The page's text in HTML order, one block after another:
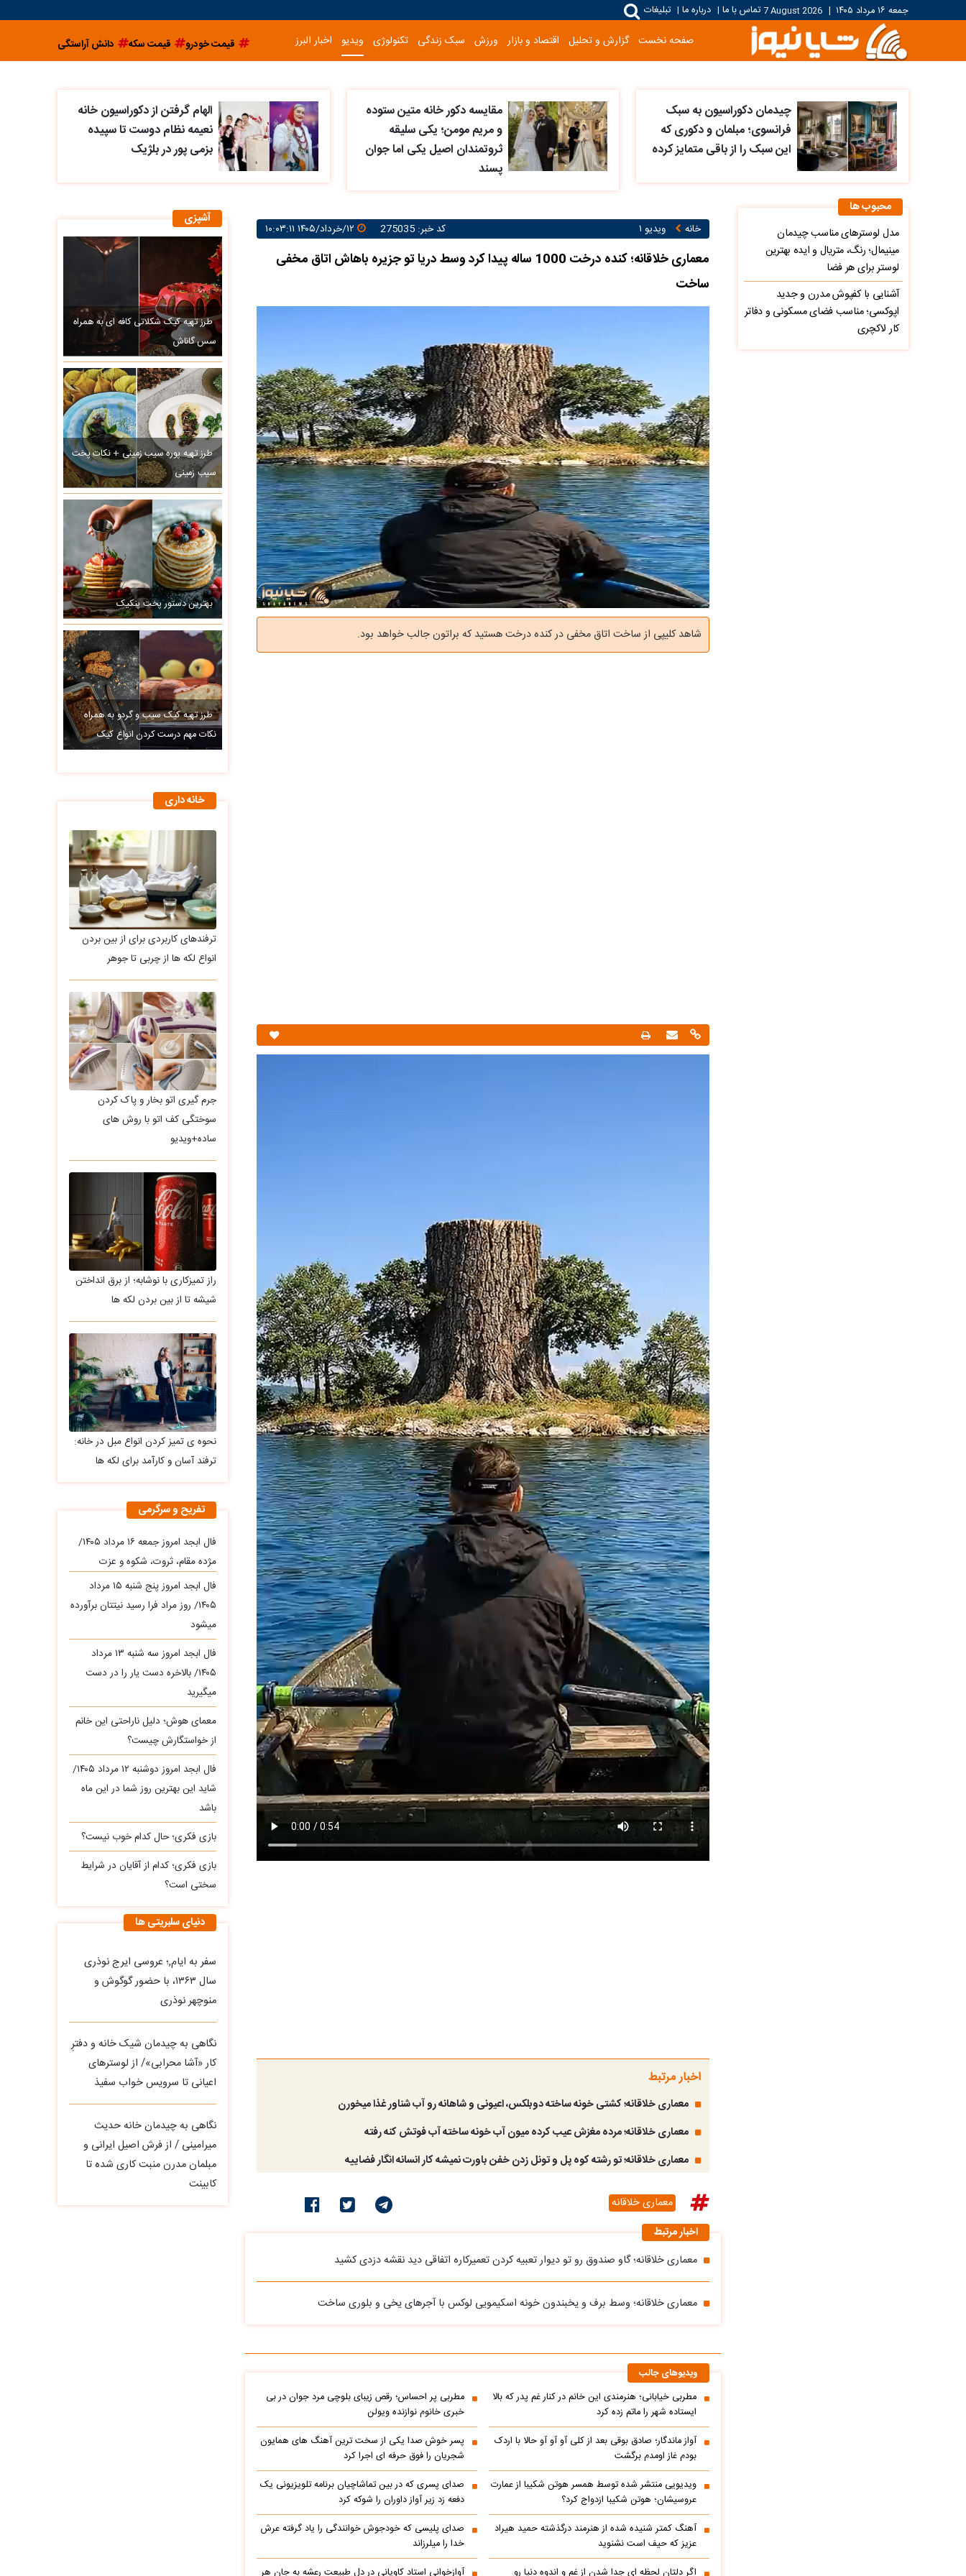
جمعه ۱۶ مرداد ۱۴۰۵ |
7 August 2026تماس با ما | درباره ما | تبلیغات
صفحه نخست گزارش و تحلیل اقتصاد و بازار ورزش سبک زندگی تکنولوژی ویدیو اخبار البرز قیمت خودرو قیمت سکه دانش آراستگی
چیدمان دکوراسیون به سبک
فرانسوی؛ مبلمان و دکوری که
این سبک را از باقی متمایز کرده
مقایسه دکور خانه متین ستوده
و مریم مومن؛ یکی سلیقه
ثروتمندان اصیل یکی اما جوان
پسند
الهام گرفتن از دکوراسیون خانه
نعیمه نظام دوست تا سپیده
بزمی پور در بلژیک
خانه ویدیو ۱ کد خبر: 275035
معماری خلاقانه؛ کنده درخت 1000 ساله پیدا کرد وسط دریا تو جزیره باهاش اتاق مخفی
ساخت
شاهد کلیپی از ساخت اتاق مخفی در کنده درخت هستید که براتون جالب خواهد بود.
اخبار مرتبط
معماری خلاقانه؛ کشتی خونه ساخته دوبلکس، اعیونی و شاهانه رو آب شناور غذا میخورن
معماری خلاقانه؛ مرده مغزش عیب کرده میون آب خونه ساخته آب فوتش کنه رفته
معماری خلاقانه؛ تو رشته کوه پل و تونل زدن خفن باورت نمیشه کار انسانه انگار فضاییه
معماری خلاقانه
اخبار مرتبط
معماری خلاقانه؛ گاو صندوق رو تو دیوار تعبیه کردن تعمیرکاره اتفاقی دید نقشه دزدی کشید
معماری خلاقانه؛ وسط برف و یخبندون خونه اسکیمویی لوکس با آجرهای یخی و بلوری ساخت
ویدیوهای جالب
مطربی خیابانی؛ هنرمندی این خانم در کنار غم پدر که بالا
ایستاده شهر را ماتم زده کرد
مطربی پر احساس؛ رقص زیبای بلوچی مرد جوان در بی
خبری خانوم نوازنده ویولن
آواز ماندگار؛ صادق بوقی بعد از کلی آو آو آو حالا با اردک
بودم غاز اومدم برگشت
پسر خوش صدا یکی از سخت ترین آهنگ های همایون
شجریان را فوق حرفه ای اجرا کرد
ویدیویی منتشر شده توسط همسر هوتن شکیبا از عمارت
عروسیشان؛ هوتن شکیبا ازدواج کرد؟
صدای پسری که در بین تماشاچیان برنامه تلویزیونی یک
دفعه زد زیر آواز داوران را شوکه کرد
آهنگ کمتر شنیده شده از هنرمند درگذشته حمید هیراد
عزیز که حیف است نشنوید
صدای پلیسی که خودجوش خوانندگی را یاد گرفته عرش
خدا را میلرزاند
اگر دلتان لحظه ای جدا شدن از غم و اندوه دنیا رو
آوازخوانی استاد کاویانی در دل طبیعت رعشه به جان هر
آشپزی
طرز تهیه کیک شکلاتی کافه ای به همراه
سس گاناش
طرز تهیه پوره سیب زمینی + نکات پخت
سیب زمینی
بهترین دستور پخت پنکیک
طرز تهیه کیک سیب و گردو به همراه
نکات مهم درست کردن انواع کیک
خانه داری
ترفندهای کاربردی برای از بین بردن
انواع لکه ها از چربی تا جوهر
جرم گیری اتو بخار و پاک کردن
سوختگی کف اتو با روش های
ساده+ویدیو
راز تمیزکاری با نوشابه؛ از برق انداختن
شیشه تا از بین بردن لکه ها
نحوه ی تمیز کردن انواع مبل در خانه:
ترفند آسان و کارآمد برای لکه ها
تفریح و سرگرمی
فال ابجد امروز جمعه ۱۶ مرداد ۱۴۰۵/
مژده مقام، ثروت، شکوه و عزت
فال ابجد امروز پنج شنبه ۱۵ مرداد
۱۴۰۵/ روز مراد فرا رسید نیتتان برآورده
میشود
فال ابجد امروز سه‌ شنبه ۱۳ مرداد
۱۴۰۵/ بالاخره دست یار را در دست
میگیرید
معمای هوش؛ دلیل ناراحتی این خانم
از خواستگارش چیست؟
فال ابجد امروز دوشنبه ۱۲ مرداد ۱۴۰۵/
شاید این بهترین روز شما در این ماه
باشد
بازی فکری؛ حال کدام خوب نیست؟
بازی فکری؛ کدام از آقایان در شرایط
سختی است؟
دنیای سلبریتی ها
سفر به ایام,؛ عروسی ایرج نوذری
سال ۱۳۶۳، با حضور گوگوش و
منوچهر نوذری
نگاهی به چیدمان شیک خانه و دفترِ
کار «آشا محرابی»/ از لوسترهای
اعیانی تا سرویس خواب سفیذ
نگاهی به چیدمان خانه حدیث
میرامینی / از فرش اصیل ایرانی و
مبلمان مدرن منبت‌ کاری‌ شده تا
کابینت
محبوب ها
مدل لوسترهای مناسب چیدمان
مینیمال؛ رنگ، متریال و ایده بهترین
لوستر برای هر فضا
آشنایی با کفپوش مدرن و جدید
اپوکسی؛ مناسب فضای مسکونی و دفاتر
کار لاکچری